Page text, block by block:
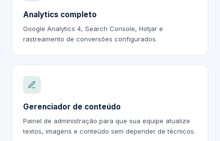
Analytics completo
Google Analytics 4, Search Console, Hotjar e
rastreamento de conversões configurados.
Gerenciador de conteúdo
Painel de administração para que sua equipe atualize
textos, imagens e conteúdo sem depender de técnicos.